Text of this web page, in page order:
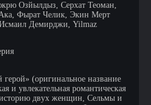
Озйылдыз, Серхат Теоман,
Фырат Челик, Экин Мерт
Демирджи, Yilmaz
(оригинальное название
и увлекательная романтическая
двух женщин, Сельмы и